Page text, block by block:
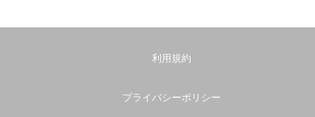
利用規約
プライバシーポリシー